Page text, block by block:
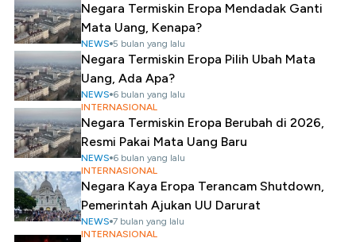
Negara Termiskin Eropa Mendadak Ganti
Mata Uang, Kenapa?
NEWS 5 bulan yang lalu
Negara Termiskin Eropa Pilih Ubah Mata
Uang, Ada Apa?
NEWS 6 bulan yang lalu
INTERNASIONAL
Negara Termiskin Eropa Berubah di 2026,
Resmi Pakai Mata Uang Baru
NEWS 6 bulan yang lalu
INTERNASIONAL
Negara Kaya Eropa Terancam Shutdown,
Pemerintah Ajukan UU Darurat
NEWS 7 bulan yang lalu
INTERNASIONAL